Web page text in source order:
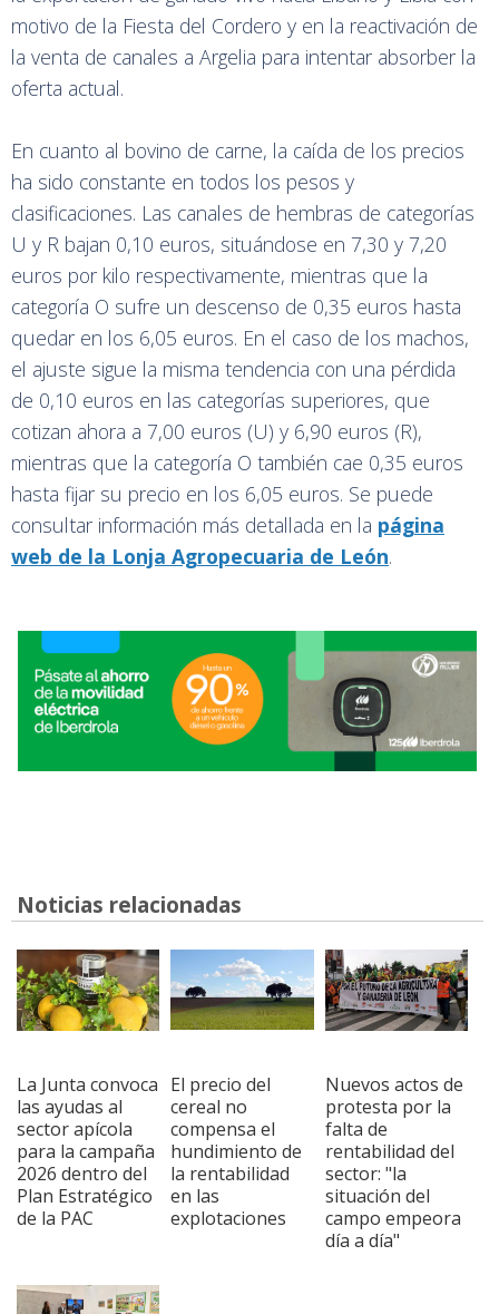
motivo de la Fiesta del Cordero y en la reactivación de
la venta de canales a Argelia para intentar absorber la
oferta actual.
En cuanto al bovino de carne, la caída de los precios
ha sido constante en todos los pesos y
clasificaciones. Las canales de hembras de categorías
U y R bajan 0,10 euros, situándose en 7,30 y 7,20
euros por kilo respectivamente, mientras que la
categoría O sufre un descenso de 0,35 euros hasta
quedar en los 6,05 euros. En el caso de los machos,
el ajuste sigue la misma tendencia con una pérdida
de 0,10 euros en las categorías superiores, que
cotizan ahora a 7,00 euros (U) y 6,90 euros (R),
mientras que la categoría O también cae 0,35 euros
hasta fijar su precio en los 6,05 euros. Se puede
consultar información más detallada en la página
web de la Lonja Agropecuaria de León.
Noticias relacionadas
La Junta convoca
las ayudas al
sector apícola
para la campaña
2026 dentro del
Plan Estratégico
de la PAC
El precio del
cereal no
compensa el
hundimiento de
la rentabilidad
en las
explotaciones
Nuevos actos de
protesta por la
falta de
rentabilidad del
sector: "la
situación del
campo empeora
día a día"